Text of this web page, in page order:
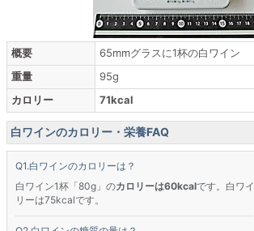
概要
65mmグラスに1杯の白ワイン
重量
95g
カロリー
71kcal
白ワインのカロリー・栄養FAQ
白ワインのカロリーは？
白ワイン1杯「80g」のカロリーは60kcalです。白ワ
リーは75kcalです。